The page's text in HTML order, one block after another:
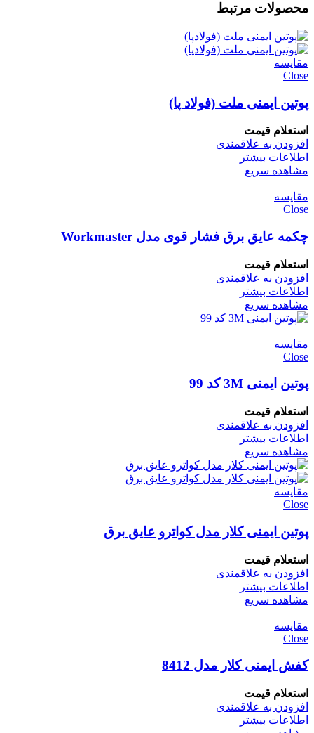
محصولات مرتبط
مقایسه
Close
پوتین ایمنی ملت (فولاد پا)
استعلام قیمت
افزودن به علاقمندی
اطلاعات بیشتر
مشاهده سریع
مقایسه
Close
چکمه عایق برق فشار قوی مدل Workmaster
استعلام قیمت
افزودن به علاقمندی
اطلاعات بیشتر
مشاهده سریع
مقایسه
Close
پوتین ایمنی 3M کد 99
استعلام قیمت
افزودن به علاقمندی
اطلاعات بیشتر
مشاهده سریع
مقایسه
Close
پوتین ایمنی کلار مدل کواترو عایق برق
استعلام قیمت
افزودن به علاقمندی
اطلاعات بیشتر
مشاهده سریع
مقایسه
Close
کفش ایمنی کلار مدل 8412
استعلام قیمت
افزودن به علاقمندی
اطلاعات بیشتر